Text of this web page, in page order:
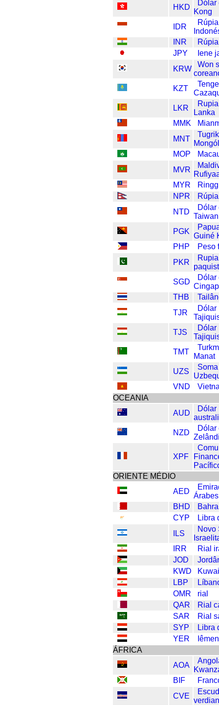
HKD
Dólar
Kong
IDR
INR
JPY
Iene
KRW
Won
KZT
LKR
Lanka
MMK
MNT
MOP
MVR
MYR
NPR
NTD
Dólar
Taiwan
PGK
Guiné
PHP
Peso
PKR
Rupia
SGD
Dólar
THB
TJR
Dólar
TJS
Dólar
TMT
Manat
UZS
Soma
VND
OCEANIA
AUD
Dólar
NZD
Dólar
XPF
ORIENTE MÉDIO
AED
BHD
CYP
Libra
ILS
Novo
IRR
Rial
JOD
KWD
LBP
OMR
rial
QAR
Rial
SAR
Rial
SYP
Libra
YER
ÁFRICA
AOA
BIF
CVE